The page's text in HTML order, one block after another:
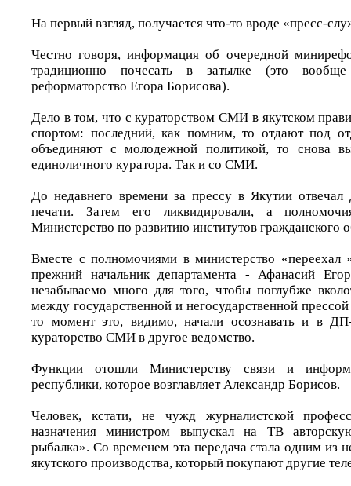
На первый взгляд, получается что-то вроде «пресс-
Честно говоря, информация об очередной
традиционно почесать в затылке (это
реформаторство Егора Борисова).
Дело в том, что с кураторством СМИ в якутском
спортом: последний, как помним, то отдают под
объединяют с молодежной политикой, то снова
единоличного куратора. Так и со СМИ.
До недавнего времени за прессу в Якутии отвечал
печати. Затем его ликвидировали, а
Министерство по развитию институтов гражданского
Вместе с полномочиями в министерство «переехал
прежний начальник департамента - Афанасий
незабываемо много для того, чтобы поглубже
между государственной и негосударственной
то момент это, видимо, начали осознавать и в
кураторство СМИ в другое ведомство.
Функции отошли Министерству связи и
республики, которое возглавляет Александр Борисов.
Человек, кстати, не чужд журналистской
назначения министром выпускал на ТВ
рыбалка». Со временем эта передача стала одним из
якутского производства, который покупают другие